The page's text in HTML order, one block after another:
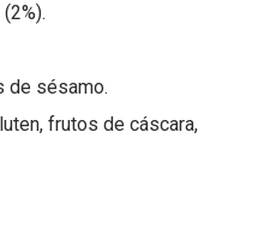
de sésamo.
frutos de cáscara,